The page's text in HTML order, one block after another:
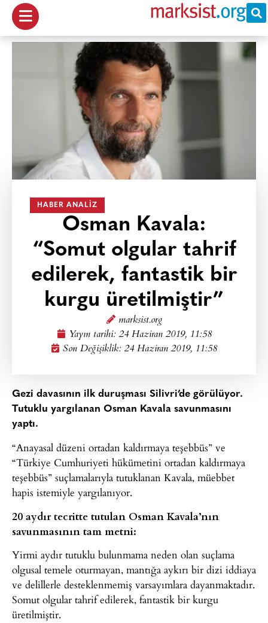
HABER ANALIZ
Osman Kavala:
“Somut olgular tahrif
edilerek, fantastik bir
kurgu üretilmiştir”
marksist.org
Yayın tarihi: 24 Haziran 2019, 11:58
Son Değişiklik: 24 Haziran 2019, 11:58
Gezi davasının ilk duruşması Silivri’de görülüyor.
Tutuklu yargılanan Osman Kavala savunmasını
yaptı.
“Anayasal düzeni ortadan kaldırmaya teşebbüs” ve
“Türkiye Cumhuriyeti hükümetini ortadan kaldırmaya
teşebbüs” suçlamalarıyla tutuklanan Kavala, müebbet
hapis istemiyle yargılanıyor.
20 aydır tecritte tutulan Osman Kavala’nın
savunmasının tam metni:
Yirmi aydır tutuklu bulunmama neden olan suçlama
olgusal temele oturmayan, mantığa aykırı bir dizi iddiaya
ve delillerle desteklenmemiş varsayımlara dayanmaktadır.
Somut olgular tahrif edilerek, fantastik bir kurgu
üretilmiştir.